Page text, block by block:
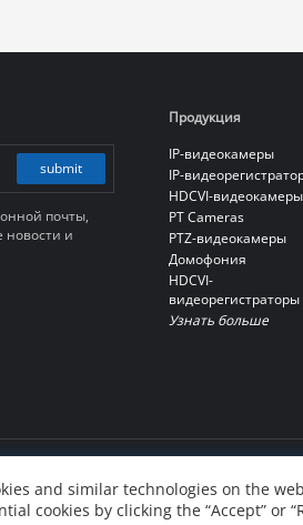
and similar technologies on the
cookies by clicking the “Accept” or
submit
почты,
новости и
Продукция
IP-видеокамеры
IP-
HDCVI-видеокамеры
PT Cameras
PTZ-видеокамеры
Домофония
HDCVI-
видеорегистраторы
Узнать больше
Co., Ltd
网安备 33010802004137号